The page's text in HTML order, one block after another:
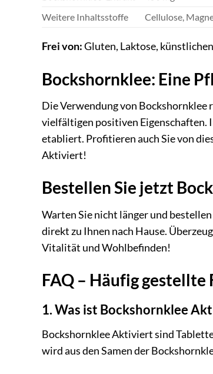
Weitere Inhaltsstoffe
Cellulose,
Frei von:Gluten, Laktose,
Bockshornklee: Eine
Die Verwendung von Bockshornklee
vielfältigen positiven Eigenschaften.
etabliert. Profitieren auch Sie von
Aktiviert!
Bestellen Sie jetzt
Warten Sie nicht länger und
direkt zu Ihnen nach Hause.
Vitalität und Wohlbefinden!
FAQ – Häufig
1. Was ist Bockshornklee
Bockshornklee Aktiviert sind
wird aus den Samen der